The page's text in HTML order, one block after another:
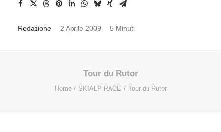
Redazione 2 Aprile 2009 5 Minuti
Tour du Rutor
Home SKIALP RACE Tour du Rutor